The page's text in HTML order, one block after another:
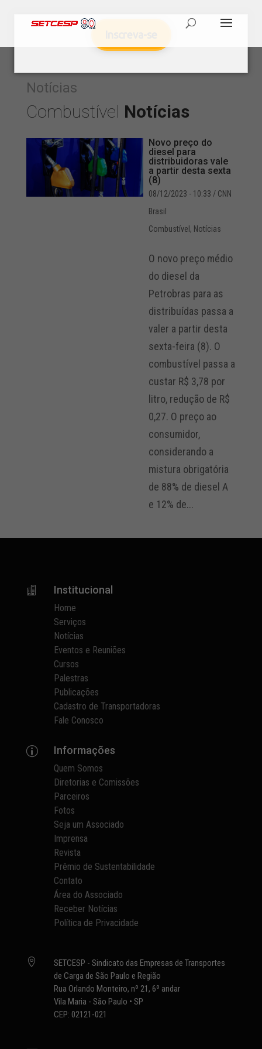
Notícias
Combustível Notícias
Novo preço do
diesel para
distribuidoras vale
a partir desta sexta
(8)
08/12/2023 - 10:33 / CNN
Brasil
Combustível , Notícias
O novo preço médio
do diesel da
Petrobras para as
distribuídas passa a
valer a partir desta
sexta-feira (8). O
combustível passa a
custar R$ 3,78 por
litro, redução de R$
0,27. O preço ao
consumidor,
considerando a
mistura obrigatória
de 88% de diesel A
e 12% de...
 Institucional
Home
Serviços
Notícias
Eventos e Reuniões
Cursos
Palestras
Publicações
Cadastro de Transportadoras
Fale Conosco
p Informações
Quem Somos
Diretorias e Comissões
Parceiros
Fotos
Seja um Associado
Imprensa
Revista
Prêmio de Sustentabilidade
Contato
Área do Associado
Receber Notícias
Política de Privacidade

SETCESP - Sindicato das Empresas de Transportes
de Carga de São Paulo e Região
Rua Orlando Monteiro, nº 21, 6º andar
Vila Maria - São Paulo • SP
CEP: 02121-021